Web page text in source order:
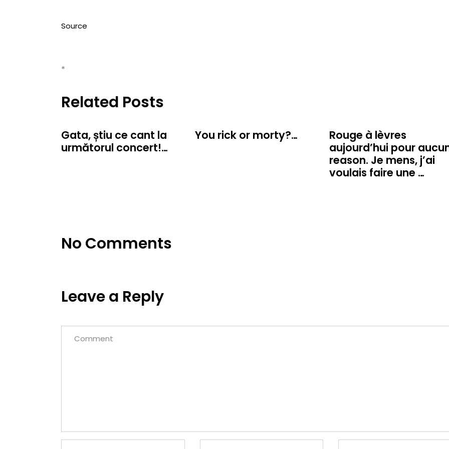
Source
*
Related Posts
Gata, știu ce cant la
următorul concert!…
You rick or morty?…
Rouge à lèvres
aujourd’hui pour
reason. Je mens, j’ai
voulais faire une …
No Comments
Leave a Reply